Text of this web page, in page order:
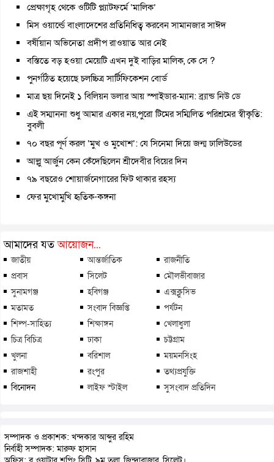
প্রেক্ষাগৃহ থেকে ওটিটি প্ল্যাটফর্মে ‘মালিক’
মিস ওয়ার্ল্ডে বাংলাদেশের প্রতিনিধিত্ব করবেন সামানজার সাঈদ
বর্ষীয়ান অভিনেতা প্রদীপ রাওয়াত আর নেই
বস্তিতে বড় হওয়া মেয়েটি এখন দুই বাড়ির মালিক, কে সে ?
পুনর্গঠিত হয়েছে চলচ্চিত্র সার্টিফিকেশন বোর্ড
মাত্র ছয় দিনেই ১ বিলিয়ন ডলার আয় স্পাইডার-ম্যান: ব্র্যান্ড নিউ ডে
এই সম্মাননা শুধু আমার একার নয়,পুরো টিমের সম্মিলিত পরিশ্রমের স্বীকৃতি:
বুবলী
৭০ বছর পূর্ণ করল ‘মুখ ও মুখোশ’: যে সিনেমা দিয়ে জন্ম ঢালিউডের
আল্লু আর্জুন কেন কেঁদেছিলেন শ্রীদেবীর বিয়ের দিন
৭৯ বছরেও শোয়ার্জনেগারের ফিট থাকার রহস্য
ফের মুখোমুখি হৃতিক-কঙ্গনা
আমাদের যতআয়োজন...
জাতীয় আন্তর্জাতিক
রাজনীতি
প্রবাস
সিলেট
মৌলভীবাজার
সুনামগঞ্জ
হবিগঞ্জ
এক্সক্লুসিভ
মতামত
সংবাদ বিজ্ঞপ্তি
পর্যটন
শিল্প-সাহিত্য
শিক্ষাঙ্গন
খেলাধুলা
চিত্র বিচিত্র
ঢাকা
চট্টগ্রাম
খুলনা
বরিশাল
ময়মনসিংহ
রাজশাহী
রংপুর
তথ্যপ্রযুক্তি
বিনোদন
লাইফ স্টাইল সুসংবাদ প্রতিদিন
সম্পাদক ও প্রকাশক: খন্দকার আব্দুর রহিম
নির্বাহী সম্পাদক: মারুফ হাসান